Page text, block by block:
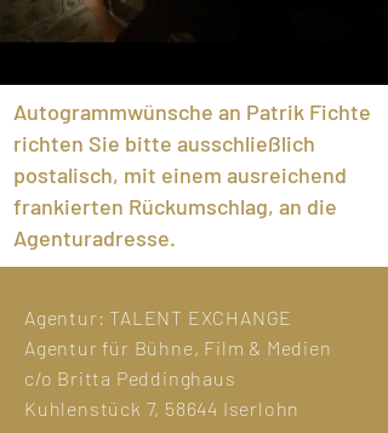
Autogrammwünsche an Patrik Fichte
richten Sie bitte ausschließlich
postalisch, mit einem ausreichend
frankierten Rückumschlag, an die
Agenturadresse.
Agentur: TALENT EXCHANGE
Agentur für Bühne, Film & Medien
c/o Britta Peddinghaus
Kuhlenstück 7, 58644 Iserlohn